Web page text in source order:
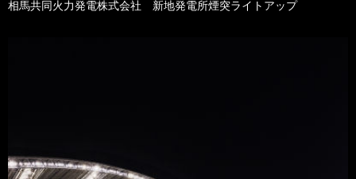
相馬共同火力発電株式会社 新地発電所煙突ライトアップ